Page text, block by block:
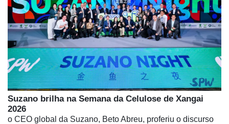
Suzano brilha na Semana da Celulose de Xangai
2026
o CEO global da Suzano, Beto Abreu, proferiu o discurso